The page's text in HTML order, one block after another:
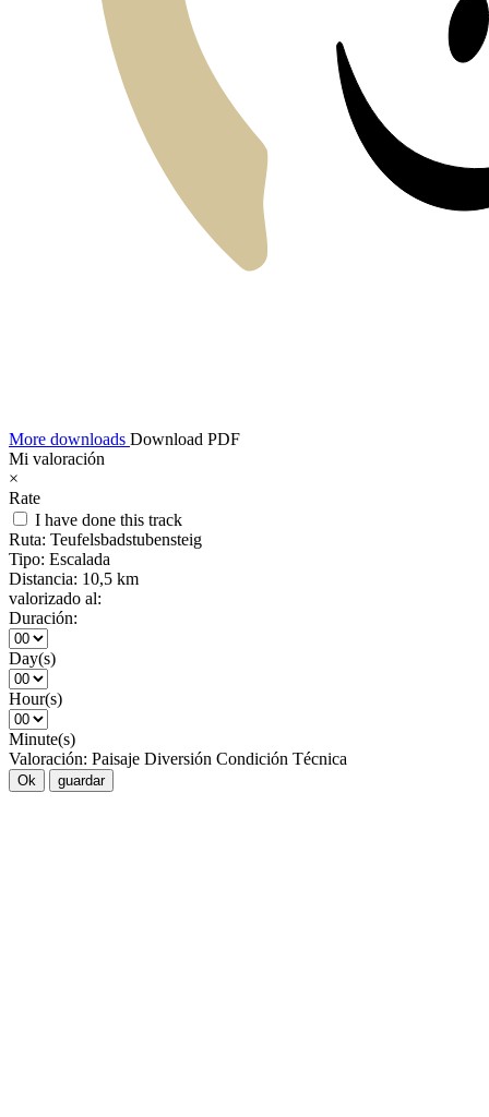
More downloads Download PDF
Mi valoración
×
Rate
I have done this track
Ruta: Teufelsbadstubensteig
Tipo: Escalada
Distancia: 10,5 km
valorizado al:
Duración:
Day(s)
Hour(s)
Minute(s)
Valoración: Paisaje Diversión Condición Técnica
Ok guardar